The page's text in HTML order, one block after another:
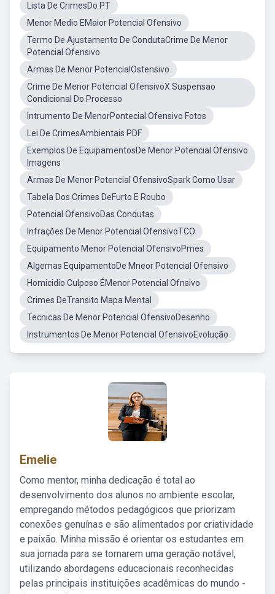
Lista De CrimesDo PT
Menor Medio EMaior Potencial Ofensivo
Termo De Ajustamento De CondutaCrime De Menor
Potencial Ofensivo
Armas De Menor PotencialOstensivo
Crime De Menor Potencial OfensivoX Suspensao
Condicional Do Processo
Intrumento De MenorPontecial Ofensivo Fotos
Lei De CrimesAmbientais PDF
Exemplos De EquipamentosDe Menor Potencial Ofensivo
Imagens
Armas De Menor Potencial OfensivoSpark Como Usar
Tabela Dos Crimes DeFurto E Roubo
Potencial OfensivoDas Condutas
Infrações De Menor Potencial OfensivoTCO
Equipamento Menor Potencial OfensivoPmes
Algemas EquipamentoDe Mneor Potencial Ofensivo
Homicidio Culposo ÉMenor Potencial Ofnsivo
Crimes DeTransito Mapa Mental
Tecnicas De Menor Potencial OfensivoDesenho
Instrumentos De Menor Potencial OfensivoEvolução
Emelie
Como mentor, minha dedicação é total ao
desenvolvimento dos alunos no ambiente escolar,
empregando métodos pedagógicos que priorizam
conexões genuínas e são alimentados por criatividade
e paixão. Minha missão é orientar os estudantes em
sua jornada para se tornarem uma geração notável,
utilizando abordagens educacionais reconhecidas
pelas principais instituições acadêmicas do mundo -